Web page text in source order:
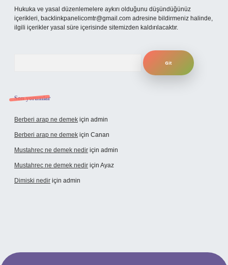
Hukuka ve yasal düzenlemelere aykırı olduğunu düşündüğünüz
içerikleri, backlinkpanelicomtr@gmail.com adresine bildirmeniz halinde,
ilgili içerikler yasal süre içerisinde sitemizden kaldırılacaktır.
Son yorumlar
Berberi arap ne demek için admin
Berberi arap ne demek için Canan
Mustahrec ne demek nedir için admin
Mustahrec ne demek nedir için Ayaz
Dimiski nedir için admin
tulipbett.net/